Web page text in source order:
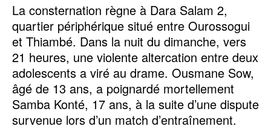
La consternation règne à Dara Salam 2,
quartier périphérique situé entre Ourossogui
et Thiambé. Dans la nuit du dimanche, vers
21 heures, une violente altercation entre deux
adolescents a viré au drame. Ousmane Sow,
âgé de 13 ans, a poignardé mortellement
Samba Konté, 17 ans, à la suite d’une dispute
survenue lors d’un match d’entraînement.